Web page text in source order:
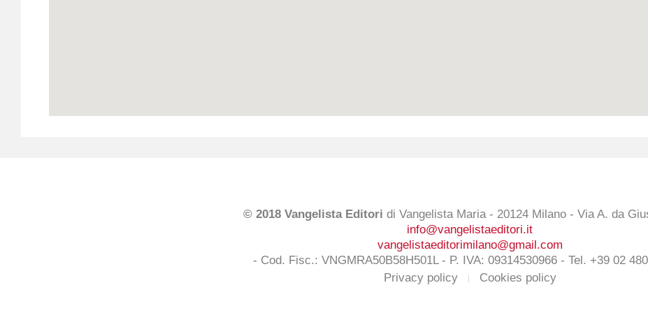
© 2018 Vangelista Editori di Vangelista Maria - 20124 Milano - Via A. da
info@vangelistaeditori.it
vangelistaeditorimilano@gmail.com
- Cod. Fisc.: VNGMRA50B58H501L - P. IVA: 09314530966 - Tel. +39 02
Privacy policy
Cookies policy